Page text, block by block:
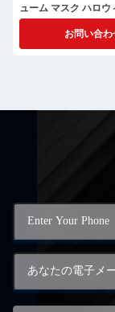
ューム マスク ハロウ
スプレパーティー
お問い合わ